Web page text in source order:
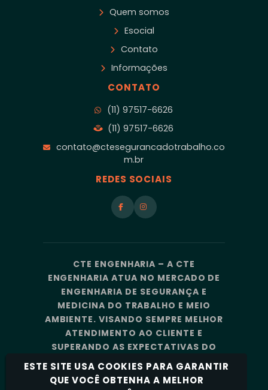
Quem somos
Esocial
Contato
Informações
CONTATO
(11) 97517-6626
(11) 97517-6626
contato@ctesegurancadotrabalho.co
m.br
REDES SOCIAIS
CTE ENGENHARIA – A CTE
ENGENHARIA ATUA NO MERCADO DE
ENGENHARIA DE SEGURANÇA E
MEDICINA DO TRABALHO E MEIO
AMBIENTE. VISANDO SEMPRE MELHOR
ATENDIMENTO AO CLIENTE E
SUPERANDO AS EXPECTATIVAS DO
MERCADO, A CTE ENGENHARIA
CONTA COM UMA EQUIPE DE
ESTE SITE USA COOKIES PARA GARANTIR
QUE VOCÊ OBTENHA A MELHOR